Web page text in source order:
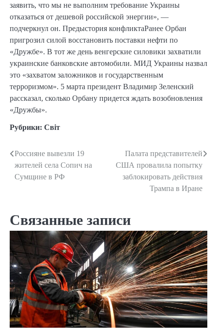
заявить, что мы не выполним требование Украины
отказаться от дешевой российской энергии», —
подчеркнул он. Предыстория конфликтаРанее Орбан
пригрозил силой восстановить поставки нефти по
«Дружбе». В тот же день венгерские силовики захватили
украинские банковские автомобили. МИД Украины назвал
это «захватом заложников и государственным
терроризмом». 5 марта президент Владимир Зеленский
рассказал, сколько Орбану придется ждать возобновления
«Дружбы».
Рубрики: Світ
Навигация
по
Россияне вывезли 19
жителей села Сопич на
Сумщине в РФ
Палата представителей
США провалила попытку
заблокировать действия
Трампа в Иране
Связанные записи